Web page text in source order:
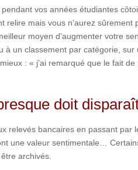
vos années étudiantes
relire mais vous n’aurez
moyen d’augmenter votre
à un classement par catégorie,
: « j’ai remarqué que le fait
doit
relevés bancaires en passant par
une valeur sentimentale…
archivés.